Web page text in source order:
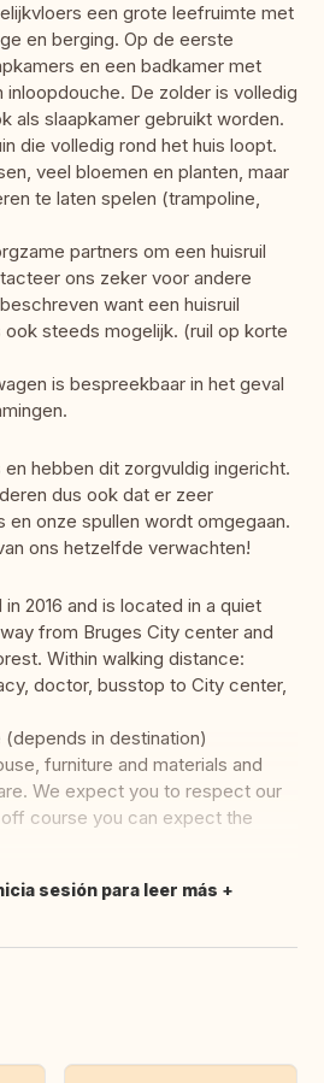
een grote leefruimte met
en berging. Op de eerste
en een badkamer met
inloopdouche. De zolder is volledig
als slaapkamer gebruikt worden.
die volledig rond het huis loopt.
veel bloemen en planten, maar
te laten spelen (trampoline,
partners om een huisruil
ons zeker voor andere
want een huisruil
steeds mogelijk. (ruil op korte
is bespreekbaar in het geval
hebben dit zorgvuldig ingericht.
dus ook dat er zeer
en onze spullen wordt omgegaan.
ons hetzelfde verwachten!
2016 and is located in a quiet
from Bruges City center and
Within walking distance:
doctor, busstop to City center,
in destination)
furniture and materials and
We expect you to respect our
course you can expect the
sesión para leer más